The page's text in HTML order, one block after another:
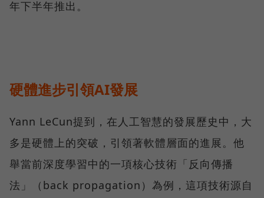
年下半年推出。
硬體進步引領AI發展
Yann LeCun提到，在人工智慧的發展歷史中，大
多是硬體上的突破，引領著軟體層面的進展。他
舉當前深度學習中的一項核心技術「反向傳播
法」（back propagation）為例，這項技術源自